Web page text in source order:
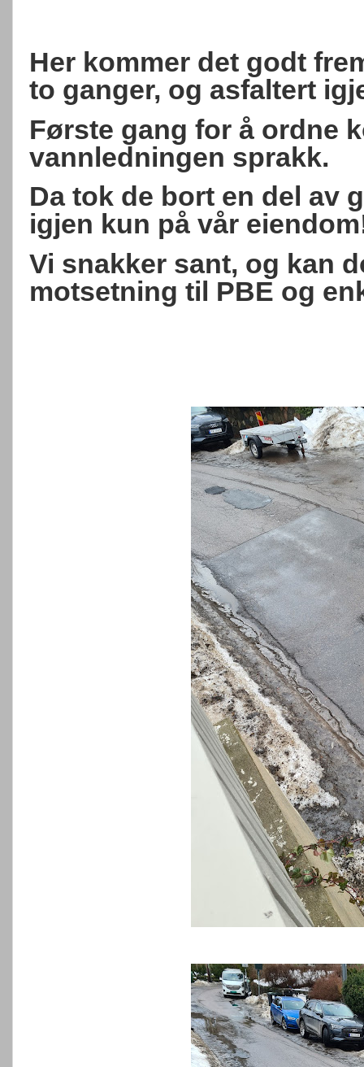
Her kommer det godt
to ganger, og asfaltert
Første gang for å ordne
vannledningen sprakk.
Da tok de bort en del av
igjen kun på vår
Vi snakker sant, og kan
motsetning til PBE og